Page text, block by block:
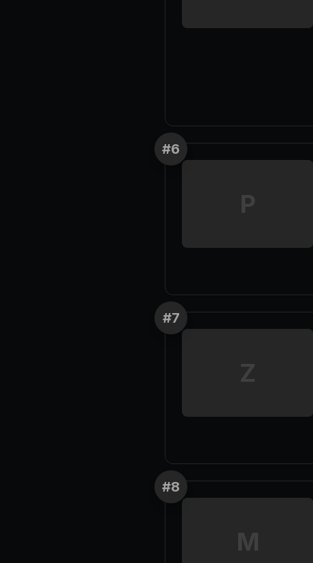
#6
P
#7
Z
#8
M